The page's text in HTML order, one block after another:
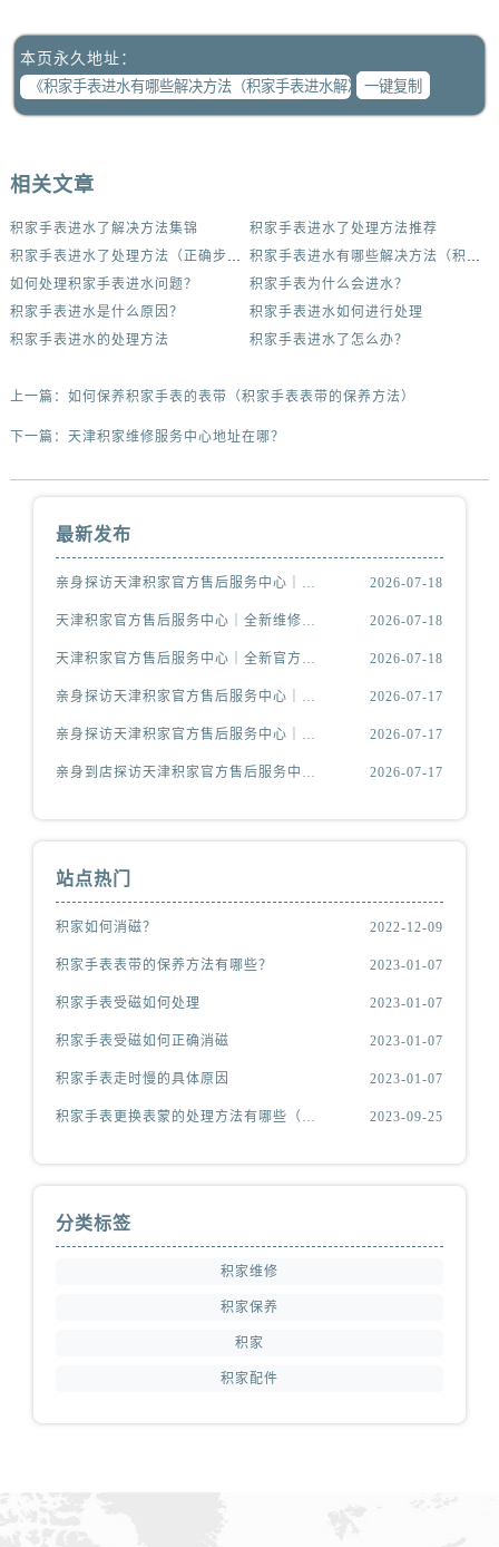
本页永久地址：
一键复制
相关文章
积家手表进水了解决方法集锦
积家手表进水了处理方法推荐
如何处理积家手表进水问题？
积家手表为什么会进水？
积家手表进水是什么原因？
积家手表进水如何进行处理
积家手表进水的处理方法
积家手表进水了怎么办？
上一篇： 如何保养积家手表的表带（积家手表表带的保养方法）
下一篇： 天津积家维修服务中心地址在哪？
最新发布
2026-07-18
2026-07-18
2026-07-18
2026-07-17
2026-07-17
2026-07-17
站点热门
积家如何消磁？ 2022-12-09
积家手表表带的保养方法有哪些？ 2023-01-07
积家手表受磁如何处理 2023-01-07
积家手表受磁如何正确消磁 2023-01-07
积家手表走时慢的具体原因 2023-01-07
2023-09-25
分类标签
积家维修
积家保养
积家
积家配件